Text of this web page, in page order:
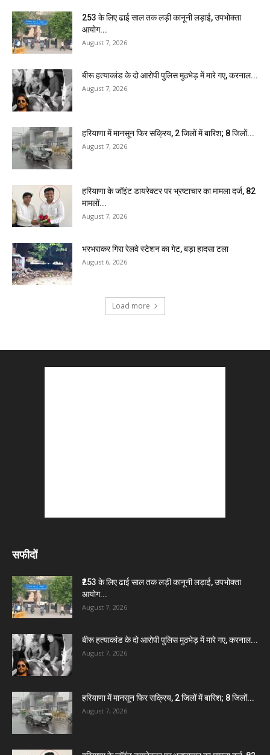
₹253 के लिए ढाई साल तक लड़ी कानूनी लड़ाई, उपभोक्ता
आयोग...
August 7, 2026
बीरू हत्याकांड के दो आरोपी पुलिस मुठभेड़ में मारे गए, करनाल...
August 7, 2026
हरियाणा में मानसून फिर सक्रिय, 2 जिलों में बारिश; 8 जिलों...
August 7, 2026
हरियाणा के जॉइंट डायरेक्टर पर भ्रष्टाचार का मामला दर्ज, 82
मामलों...
August 7, 2026
भरभराकर गिरा रेलवे स्टेशन का गेट, बड़ा हादसा टला
August 6, 2026
Load more
सफीदों
₹253 के लिए ढाई साल तक लड़ी कानूनी लड़ाई, उपभोक्ता
आयोग...
August 7, 2026
बीरू हत्याकांड के दो आरोपी पुलिस मुठभेड़ में मारे गए, करनाल...
August 7, 2026
हरियाणा में मानसून फिर सक्रिय, 2 जिलों में बारिश; 8 जिलों...
August 7, 2026